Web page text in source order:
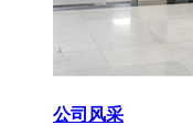
公司风采